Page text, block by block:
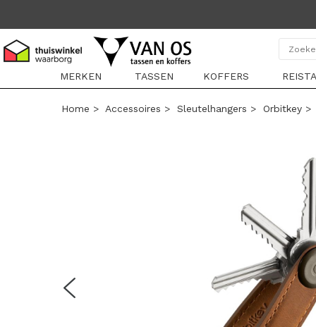
MERKEN
TASSEN KOFFERS
Home > Accessoires > Sleutelhangers > Orbitkey >